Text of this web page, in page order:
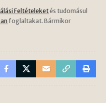
Feltételeketés tudomásul
foglaltakat. Bármikor